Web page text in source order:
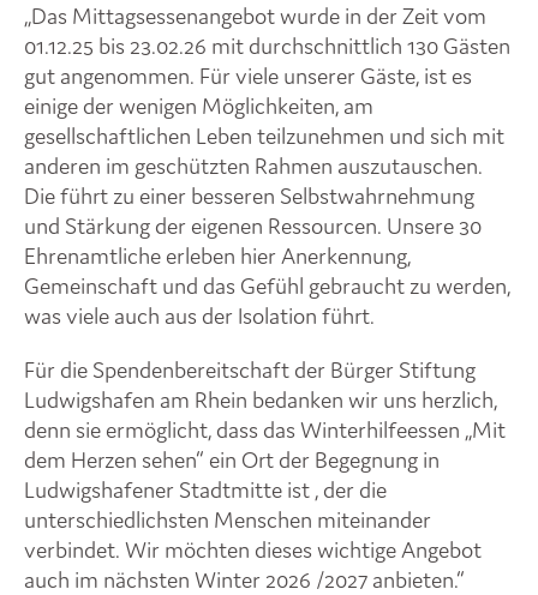
„Das Mittagsessenangebot wurde in der Zeit vom
01.12.25 bis 23.02.26 mit durchschnittlich 130 Gästen
gut angenommen. Für viele unserer Gäste, ist es
einige der wenigen Möglichkeiten, am
gesellschaftlichen Leben teilzunehmen und sich mit
anderen im geschützten Rahmen auszutauschen.
Die führt zu einer besseren Selbstwahrnehmung
und Stärkung der eigenen Ressourcen. Unsere 30
Ehrenamtliche erleben hier Anerkennung,
Gemeinschaft und das Gefühl gebraucht zu werden,
was viele auch aus der Isolation führt.
Für die Spendenbereitschaft der Bürger Stiftung
Ludwigshafen am Rhein bedanken wir uns herzlich,
denn sie ermöglicht, dass das Winterhilfeessen „Mit
dem Herzen sehen“ ein Ort der Begegnung in
Ludwigshafener Stadtmitte ist , der die
unterschiedlichsten Menschen miteinander
verbindet. Wir möchten dieses wichtige Angebot
auch im nächsten Winter 2026 /2027 anbieten.“